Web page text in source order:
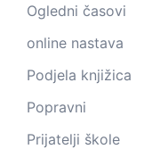
Ogledni časovi
online nastava
Podjela knjižica
Popravni
Prijatelji škole